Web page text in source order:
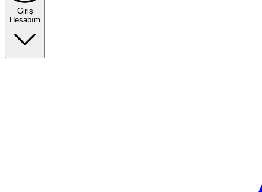
Giriş
Hesabım